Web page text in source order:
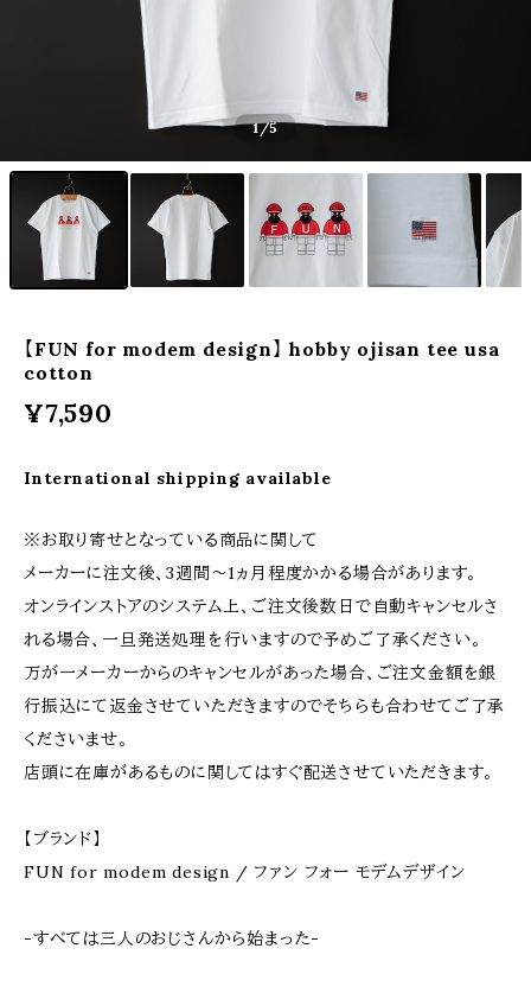
1/5
【FUN for modem design】 hobby ojisan tee usa
cotton
¥7,590
International shipping available
※お取り寄せとなっている商品に関して
メーカーに注文後、3週間〜1ヵ月程度かかる場合があります。
オンラインストアのシステム上、ご注文後数日で自動キャンセルさ
れる場合、一旦発送処理を行いますので予めご了承ください。
万が一メーカーからのキャンセルがあった場合、ご注文金額を銀
行振込にて返金させていただきますのでそちらも合わせてご了承
くださいませ。
店頭に在庫があるものに関してはすぐ配送させていただきます。
【ブランド】
FUN for modem design / ファン フォー モデムデザイン
-すべては三人のおじさんから始まった-